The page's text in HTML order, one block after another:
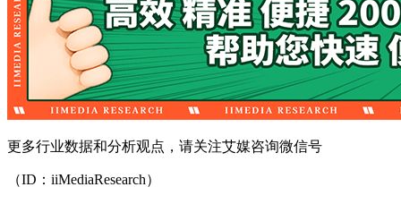
更多行业数据和分析观点，请关注艾媒咨询微信号
（ID：iiMediaResearch）